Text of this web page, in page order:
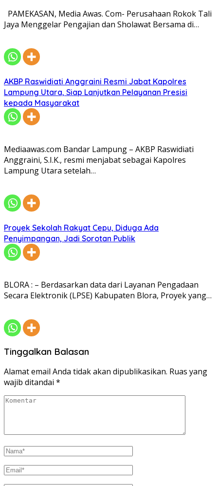
PAMEKASAN, Media Awas. Com- Perusahaan Rokok Tali
Jaya Menggelar Pengajian dan Sholawat Bersama di…
AKBP Raswidiati Anggraini Resmi Jabat Kapolres
Lampung Utara, Siap Lanjutkan Pelayanan Presisi
kepada Masyarakat
Mediaawas.com Bandar Lampung – AKBP Raswidiati
Anggraini, S.I.K., resmi menjabat sebagai Kapolres
Lampung Utara setelah…
Proyek Sekolah Rakyat Cepu, Diduga Ada
Penyimpangan, Jadi Sorotan Publik
BLORA : – Berdasarkan data dari Layanan Pengadaan
Secara Elektronik (LPSE) Kabupaten Blora, Proyek yang…
Tinggalkan Balasan
Alamat email Anda tidak akan dipublikasikan. Ruas yang
wajib ditandai *